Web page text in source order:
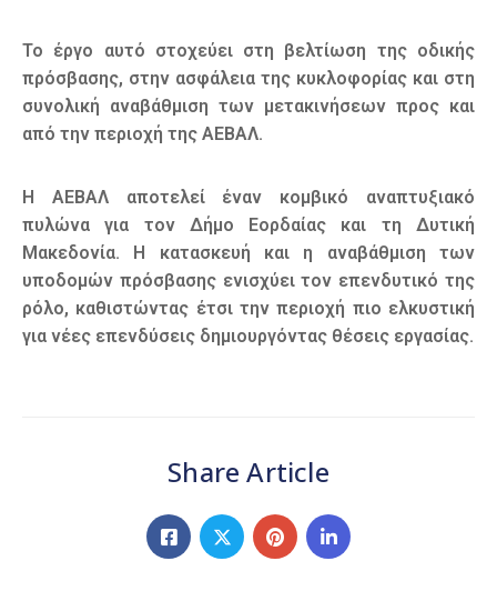
Το έργο αυτό στοχεύει στη βελτίωση της οδικής
πρόσβασης, στην ασφάλεια της κυκλοφορίας και στη
συνολική αναβάθμιση των μετακινήσεων προς και
από την περιοχή της ΑΕΒΑΛ.
Η ΑΕΒΑΛ αποτελεί έναν κομβικό αναπτυξιακό
πυλώνα για τον Δήμο Εορδαίας και τη Δυτική
Μακεδονία. Η κατασκευή και η αναβάθμιση των
υποδομών πρόσβασης ενισχύει τον επενδυτικό της
ρόλο, καθιστώντας έτσι την περιοχή πιο ελκυστική
για νέες επενδύσεις δημιουργόντας θέσεις εργασίας.
Share Article